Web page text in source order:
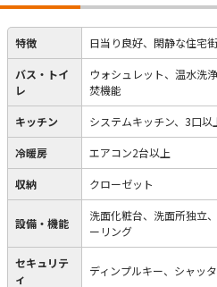
特徴 日当り良好、閑静な住宅
バス・トイ
レ
ウォシュレット、温水洗
焚機能
キッチン システムキッチン、3口以
冷暖房 エアコン2台以上
収納 クローゼット
設備・機能
洗面化粧台、洗面所独立
ーリング
セキュリテ
ィ
ディンプルキー、シャッ